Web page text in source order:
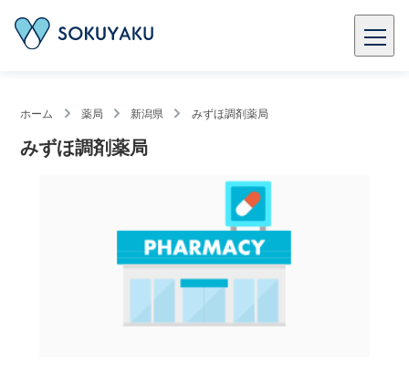
ホーム 薬局 新潟県 みずほ調剤薬局
みずほ調剤薬局